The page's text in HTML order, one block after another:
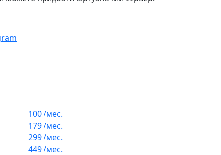
100/мес.
179/мес.
299/мес.
449/мес.